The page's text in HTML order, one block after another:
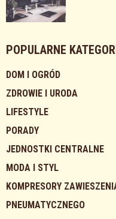
POPULARNE
DOM I OGRÓD
ZDROWIE I URODA
LIFESTYLE
PORADY
JEDNOSTKI CENTRALNE
MODA I STYL
KOMPRESORY
PNEUMATYCZNEGO